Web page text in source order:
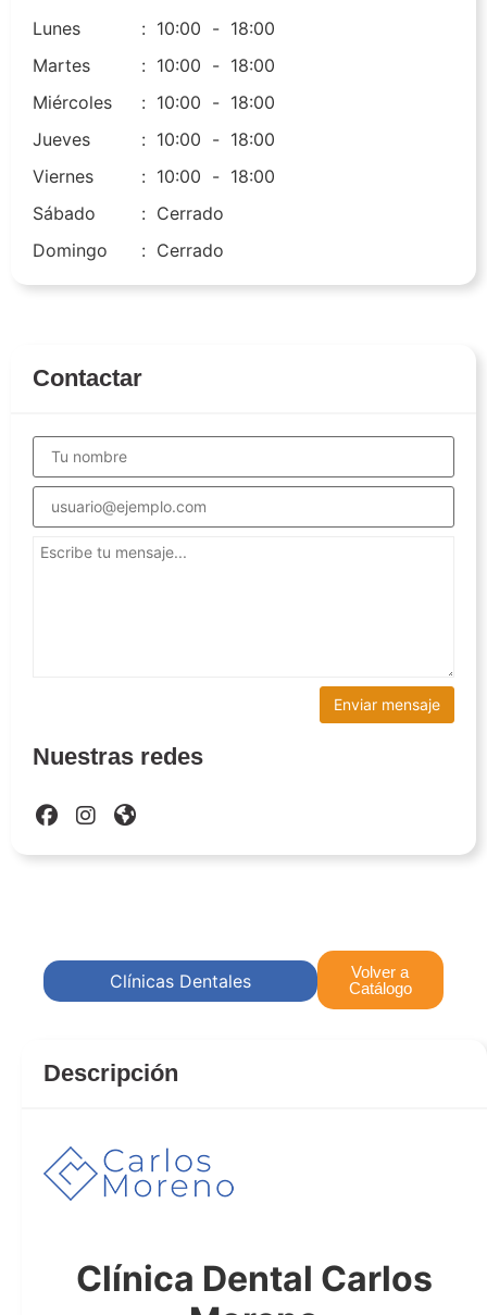
Lunes : 10:00 - 18:00
Martes
: 10:00 - 18:00
Miércoles
: 10:00 - 18:00
Jueves
: 10:00 - 18:00
Viernes
: 10:00 - 18:00
Sábado
: Cerrado
Domingo
: Cerrado
Contactar
Nuestras redes
Clínicas Dentales
Volver a
Catálogo
Descripción
Clínica Dental Carlos